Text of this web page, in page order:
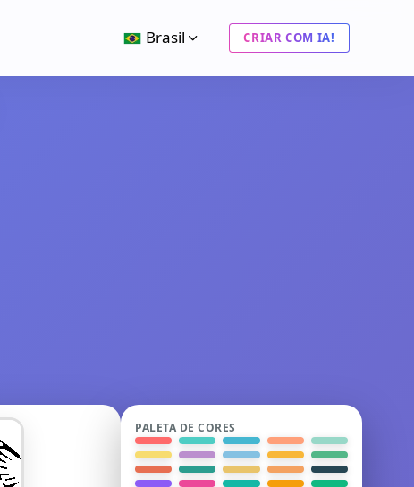
Brasil CRIAR COM IA!
PALETA DE CORES